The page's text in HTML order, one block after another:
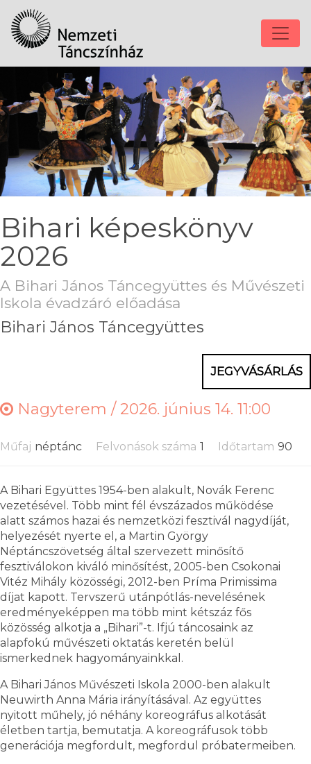
Bihari képeskönyv
2026
A Bihari János Táncegyüttes és Művészeti
Iskola évadzáró előadása
Bihari János Táncegyüttes
JEGYVÁSÁRLÁS
Nagyterem /2026. június 14. 11:00
Műfaj néptánc Felvonások száma 1 Időtartam 90
A Bihari Együttes 1954-ben alakult, Novák Ferenc
vezetésével. Több mint fél évszázados működése
alatt számos hazai és nemzetközi fesztivál nagydíját,
helyezését nyerte el, a Martin György
Néptáncszövetség által szervezett minősítő
fesztiválokon kiváló minősítést, 2005-ben Csokonai
Vitéz Mihály közösségi, 2012-ben Príma Primissima
díjat kapott. Tervszerű utánpótlás-nevelésének
eredményeképpen ma több mint kétszáz fős
közösség alkotja a „Bihari”-t. Ifjú táncosaink az
alapfokú művészeti oktatás keretén belül
ismerkednek hagyományainkkal.
A Bihari János Művészeti Iskola 2000-ben alakult
Neuwirth Anna Mária irányításával. Az együttes
nyitott műhely, jó néhány koreográfus alkotását
életben tartja, bemutatja. A koreográfusok több
generációja megfordult, megfordul próbatermeiben.